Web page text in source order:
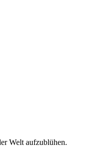
Welt aufzublühen.